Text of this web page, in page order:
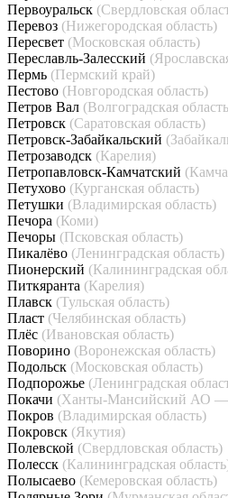
Первоуральск (Свердловская
Перевоз (Нижегородская область)
Пересвет (Московская область)
Переславль-Залесский
Пермь (Пермский край)
Пестово (Новгородская область)
Петров Вал (Волгоградская
Петровск (Саратовская область)
Петровск-Забайкальский
Петрозаводск (Карелия)
Петропавловск-Камчатский
Петухово (Курганская область)
Петушки (Владимирская область)
Печора (Коми)
Печоры (Псковская область)
Пикалёво (Ленинградская область)
Пионерский (Калининградская
Питкяранта (Карелия)
Плавск (Тульская область)
Пласт (Челябинская область)
Плёс (Ивановская область)
Поворино (Воронежская область)
Подольск (Московская область)
Подпорожье (Ленинградская
Покачи (Ханты-Мансийский АО
Покров (Владимирская область)
Покровск (Якутия)
Полевской (Свердловская область)
Полесск (Калининградская
Полысаево (Кемеровская область)